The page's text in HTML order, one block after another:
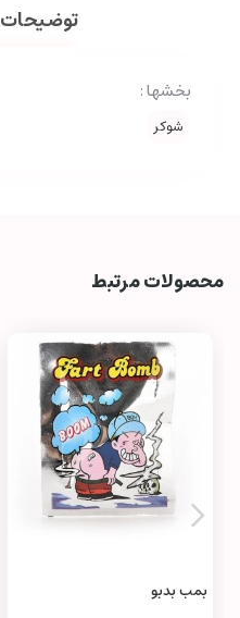
توضیحات
بخشها :
شوکر
محصولات مرتبط
بمب بدبو